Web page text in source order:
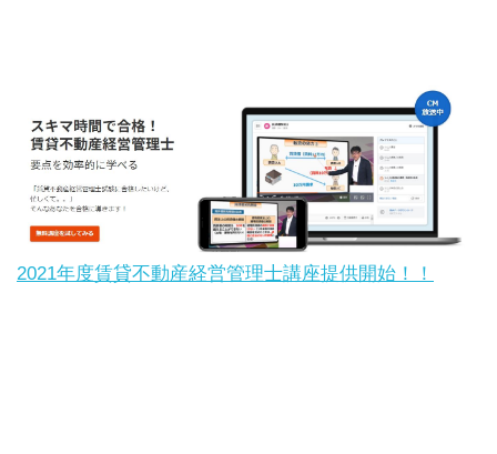
2021年度賃貸不動産経営管理士講座提供開始！！